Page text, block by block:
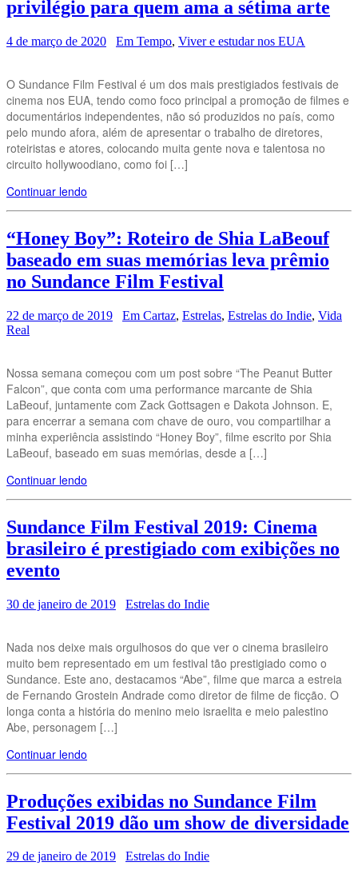
privilégio para quem ama a sétima arte
4 de março de 2020 Em Tempo, Viver e estudar nos EUA
O Sundance Film Festival é um dos mais prestigiados festivais de
cinema nos EUA, tendo como foco principal a promoção de filmes e
documentários independentes, não só produzidos no país, como
pelo mundo afora, além de apresentar o trabalho de diretores,
roteiristas e atores, colocando muita gente nova e talentosa no
circuito hollywoodiano, como foi […]
Continuar lendo
“Honey Boy”: Roteiro de Shia LaBeouf
baseado em suas memórias leva prêmio
no Sundance Film Festival
22 de março de 2019 Em Cartaz, Estrelas, Estrelas do Indie, Vida
Real
Nossa semana começou com um post sobre “The Peanut Butter
Falcon”, que conta com uma performance marcante de Shia
LaBeouf, juntamente com Zack Gottsagen e Dakota Johnson. E,
para encerrar a semana com chave de ouro, vou compartilhar a
minha experiência assistindo “Honey Boy”, filme escrito por Shia
LaBeouf, baseado em suas memórias, desde a […]
Continuar lendo
Sundance Film Festival 2019: Cinema
brasileiro é prestigiado com exibições no
evento
30 de janeiro de 2019 Estrelas do Indie
Nada nos deixe mais orgulhosos do que ver o cinema brasileiro
muito bem representado em um festival tão prestigiado como o
Sundance. Este ano, destacamos “Abe”, filme que marca a estreia
de Fernando Grostein Andrade como diretor de filme de ficção. O
longa conta a história do menino meio israelita e meio palestino
Abe, personagem […]
Continuar lendo
Produções exibidas no Sundance Film
Festival 2019 dão um show de diversidade
29 de janeiro de 2019 Estrelas do Indie